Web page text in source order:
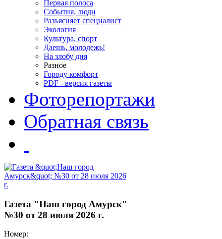
Первая полоса
События, люди
Разъясняет специалист
Экология
Культура, спорт
Даешь, молодежь!
На злобу дня
Разное
Городу комфорт
PDF - версия газеты
Фоторепортажи
Обратная связь
Газета "Наш город Амурск"
№30 от 28 июля 2026 г.
Номер: